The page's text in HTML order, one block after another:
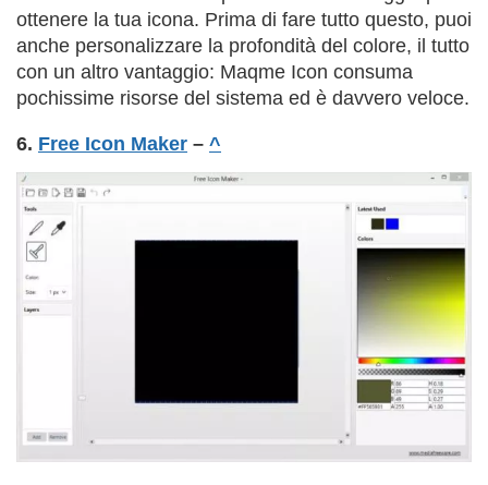
ottenere la tua icona. Prima di fare tutto questo, puoi
anche personalizzare la profondità del colore, il tutto
con un altro vantaggio: Maqme Icon consuma
pochissime risorse del sistema ed è davvero veloce.
6. Free Icon Maker – ^